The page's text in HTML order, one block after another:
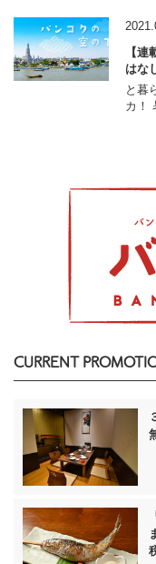
【
はな
と暮
カ！
CURRENT